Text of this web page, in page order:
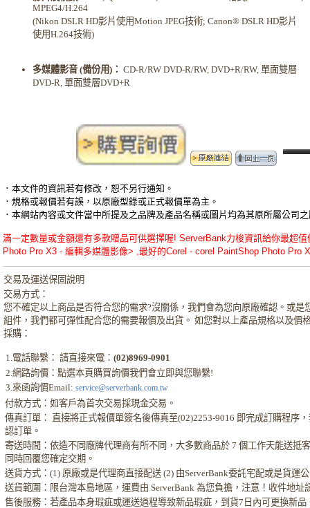
MPEG4/H.264
(Nikon DSLR HD影片使用Motion JPEG技術; Canon® DSLR HD影片
使用H.264技術)
多媒體影音 (備份用)： CD-R/RW DVD-R/RW, DVD+R/RW, 單面雙層
DVD-R, 單面雙層DVD+R
．本文件的資訊若有修改，恕不另行通知。
．規格或報價若有誤，以原廠型錄或正式報價單為主。
．本網站內容或文件當中所提及之品牌及產品名稱或圖片均為其原所屬公司
滿一定數量或金額還有多款贈品可供選擇喔! ServerBank力梭資訊給你最超
Photo Pro X3 - 編輯多媒體影像> ,最好的Corel - corel PaintShop Photo Pro
交易及運送保固說明
交易方式：
您不確定以上商品是否符合您的需求?沒關係，我們會為您向原廠確認。或是
組件，我們都可彈性配合您的需要報價及出貨。 如您對以上產品規格以及價
採購：
1.電話聯繫： 請直接來電：(02)8969-0901
2.網路詢價：點選本頁購買詢價我們會立即與您聯繫!
3.來函詢價Email: service@serverbank.com.tw
付款方式：如客戶為首次交易採現金交易。
傳真訂單： 直接將正式報價單簽名後傳真至(02)2253-9016 即完成訂購程序
認訂單。
寄送時間：依造不同廠牌代理商有所不同，大多數商品於 7 個工作天能送抵
同時回覆您確定交期。
送貨方式：(1) 原廠或是代理商直接配送 (2) 由ServerBank委託宅配或是貨運
送貨範圍：限台灣本島地區，運費由 ServerBank 為您負擔，注意！收件地址
售後服務：若產品本身瑕疵或運送過程導致新品瑕疵，到貨7日內可更換新品